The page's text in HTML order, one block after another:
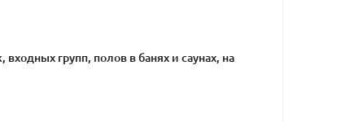
групп, полов в банях и саунах, на